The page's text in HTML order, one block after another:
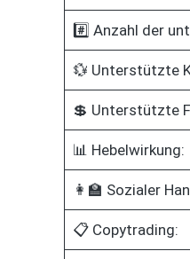
#️⃣ Anzahl der
💱 Unterstützte
💲 Unterstützte
📊 Hebelwirkung:
👩‍🏫 Sozialer
📋 Copytrading: